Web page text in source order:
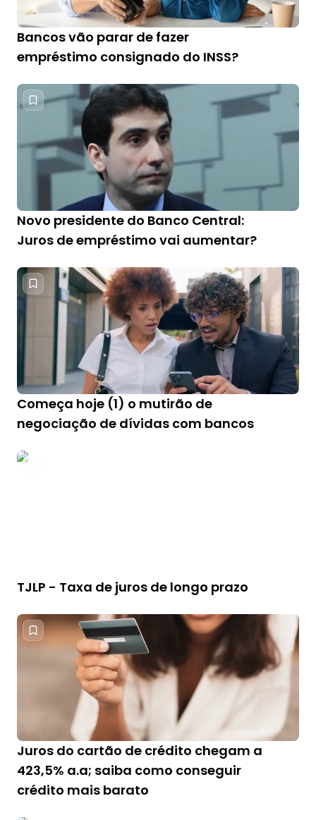
Bancos vão parar de fazer
empréstimo consignado do INSS?
Novo presidente do Banco Central:
Juros de empréstimo vai aumentar?
Começa hoje (1) o mutirão de
negociação de dívidas com bancos
TJLP - Taxa de juros de longo prazo
Juros do cartão de crédito chegam a
423,5% a.a; saiba como conseguir
crédito mais barato